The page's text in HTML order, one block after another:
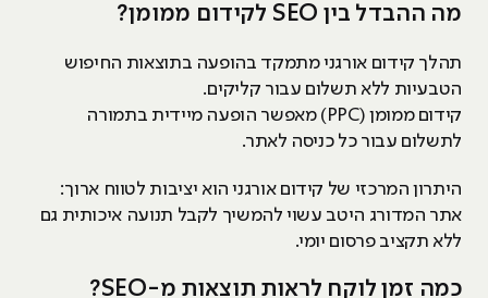
מה ההבדל בין SEO לקידום ממומן?
תהלך קידום אורגני מתמקד בהופעה בתוצאות החיפוש
הטבעיות ללא תשלום עבור קליקים.
קידום ממומן (PPC) מאפשר הופעה מיידית בתמורה
לתשלום עבור כל כניסה לאתר.
היתרון המרכזי של קידום אורגני הוא יציבות לטווח ארוך:
אתר המדורג היטב עשוי להמשיך לקבל תנועה איכותית גם
ללא תקציב פרסום יומי.
כמה זמן לוקח לראות תוצאות מ-SEO?